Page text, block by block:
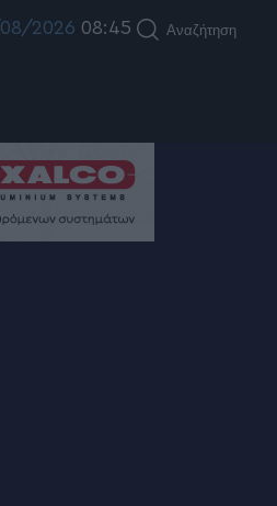
2026 08:45 Αναζήτηση